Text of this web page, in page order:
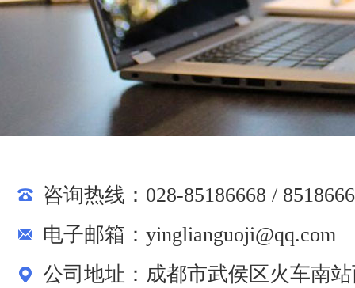
咨询热线：028-85186668 /
电子邮箱：yinglianguoji@qq.com
公司地址：成都市武侯区火车南